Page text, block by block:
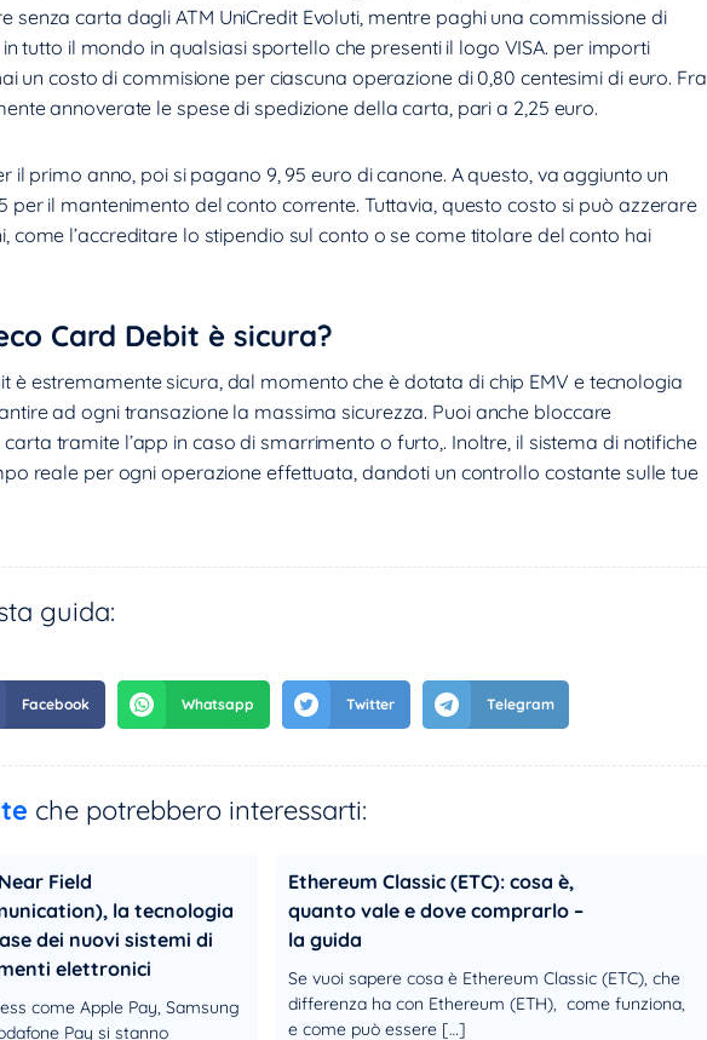
senza carta dagli ATM UniCredit Evoluti, mentre paghi una commissione di
in tutto il mondo in qualsiasi sportello che presenti il logo VISA. per importi
un costo di commisione per ciascuna operazione di 0,80 centesimi di euro. Fra
annoverate le spese di spedizione della carta, pari a 2,25 euro.
il primo anno, poi si pagano 9, 95 euro di canone. A questo, va aggiunto un
per il mantenimento del conto corrente. Tuttavia, questo costo si può azzerare
come l’accreditare lo stipendio sul conto o se come titolare del conto hai
Card Debit è sicura?
è estremamente sicura, dal momento che è dotata di chip EMV e tecnologia
ad ogni transazione la massima sicurezza. Puoi anche bloccare
tramite l’app in caso di smarrimento o furto,. Inoltre, il sistema di notifiche
reale per ogni operazione effettuata, dandoti un controllo costante sulle tue
guida:
che potrebbero interessarti:
Field
la tecnologia
dei nuovi sistemi di
elettronici
come Apple Pay, Samsung
Pay si stanno
Ethereum Classic (ETC): cosa è,
quanto vale e dove comprarlo –
la guida
Se vuoi sapere cosa è Ethereum Classic (ETC), che
differenza ha con Ethereum (ETH), come funziona,
e come può essere […]